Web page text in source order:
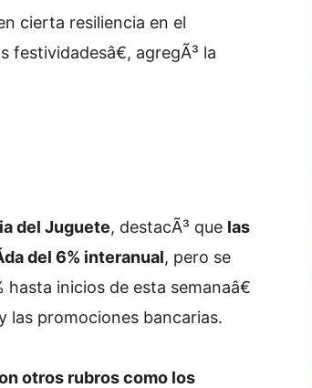
cierta resiliencia en el
agregÃ³ la
del Juguete, destacÃ³ que las
del 6% interanual, pero se
inicios de esta semanaâ€
las promociones bancarias.
otros rubros como los